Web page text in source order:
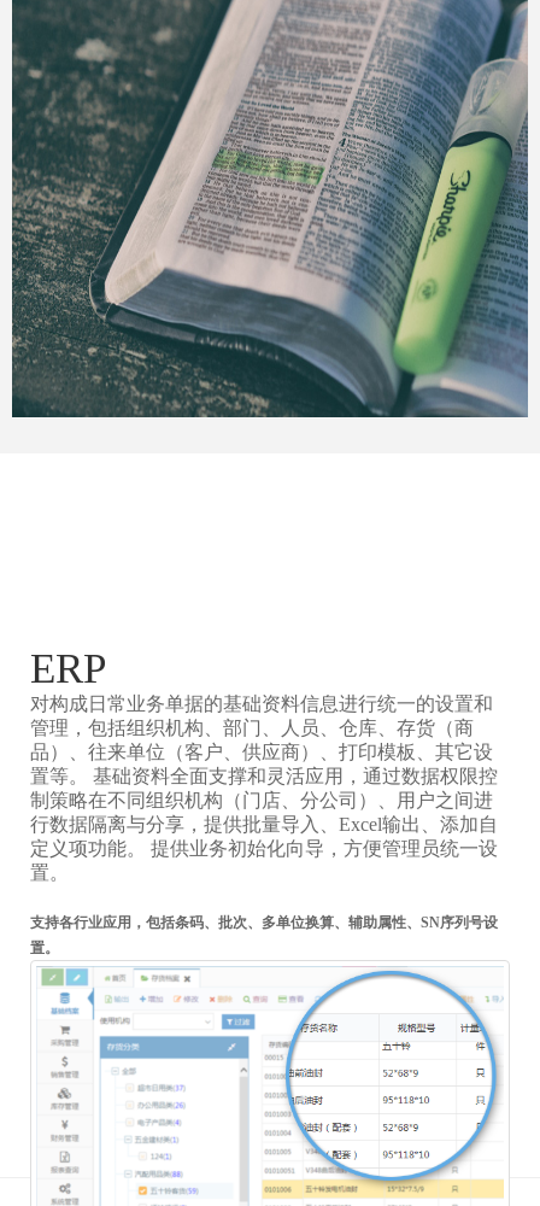
ERP
对构成日常业务单据的基础资料信息进行统一的设置和
管理，包括组织机构、部门、人员、仓库、存货（商
品）、往来单位（客户、供应商）、打印模板、其它设
置等。 基础资料全面支撑和灵活应用，通过数据权限控
制策略在不同组织机构（门店、分公司）、用户之间进
行数据隔离与分享，提供批量导入、Excel输出、添加自
定义项功能。 提供业务初始化向导，方便管理员统一设
置。
支持各行业应用，包括条码、批次、多单位换算、辅助属性、SN序列号设
置。